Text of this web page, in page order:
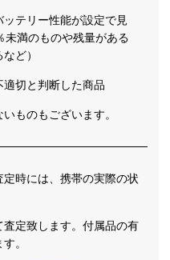
テリー性能が設定で見
未満のものや残量がある
ど）
切と判断した商品
ものもございます。
定時には、携帯の実際の状
査定致します。付属品の有
。